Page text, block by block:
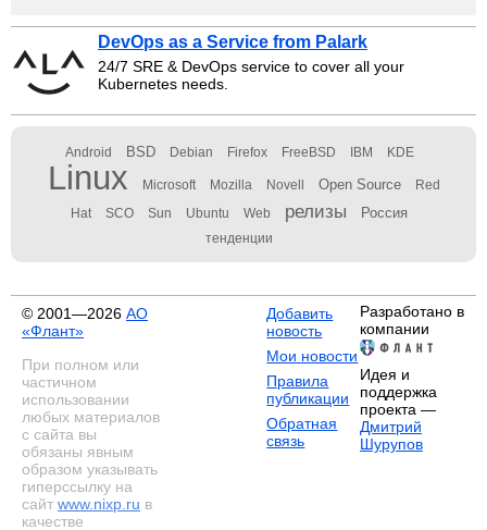
DevOps as a Service from Palark
24/7 SRE & DevOps service to cover all your
Kubernetes needs.
Android BSD Debian Firefox FreeBSD IBM KDE
Linux Microsoft Mozilla Novell Open Source Red
Hat SCO Sun Ubuntu Web релизы Россия
тенденции
© 2001—2026 АО
«Флант»
При полном или
частичном
использовании
любых материалов
с сайта вы
обязаны явным
образом указывать
гиперссылку на
сайт www.nixp.ru в
качестве
Добавить
новость
Мои новости
Правила
публикации
Обратная
связь
Разработано в
компании
Идея и
поддержка
проекта —
Дмитрий
Шурупов